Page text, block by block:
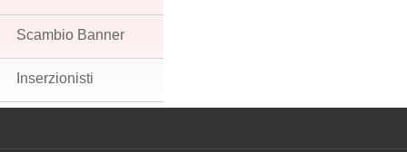
Scambio Banner
Inserzionisti